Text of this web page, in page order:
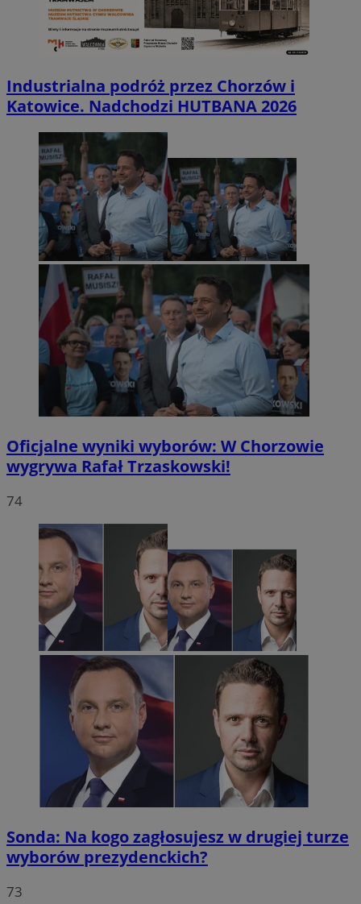
Industrialna podróż przez Chorzów i
Katowice. Nadchodzi HUTBANA 2026
Oficjalne wyniki wyborów: W Chorzowie
wygrywa Rafał Trzaskowski!
74
Sonda: Na kogo zagłosujesz w drugiej turze
wyborów prezydenckich?
73